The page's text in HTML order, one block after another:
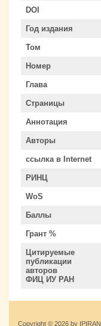
DOI
Год издания
Том
Номер
Глава
Страницы
Аннотация
Авторы
ссылка в Internet
РИНЦ
WoS
Баллы
Грант %
Цитируемые
публикации
авторов
ФИЦ ИУ РАН
Copyright © 2026 by IPIRAN.